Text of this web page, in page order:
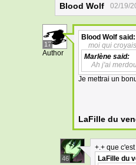
Blood Wolf 02/19/
17
Author
Blood Wolf said:
moi qui
Marlène said:
Ah j'ai
Je mettrai un
LaFille du
46
+.+ que
LaFille du